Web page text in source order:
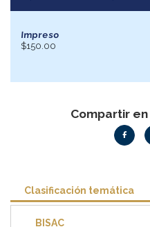
Impreso
$150.00
Compartir
Clasificación temática
BISAC